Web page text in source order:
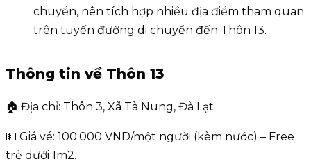
chuyển, nên tích hợp nhiều địa điểm tham quan
trên tuyến đường di chuyển đến Thôn 13.
Thông tin về Thôn 13
🏠 Địa chỉ: Thôn 3, Xã Tà Nung, Đà Lạt
💵 Giá vé: 100.000 VND/một người (kèm nước) – Free
trẻ dưới 1m2.